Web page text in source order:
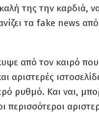
της την καρδιά,
τα fake news
από τον καιρό
αριστερές
ρυθμό. Και ναι,
περισσότεροι